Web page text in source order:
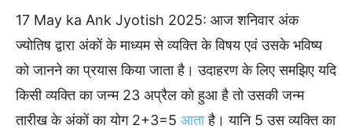
17 May ka Ank Jyotish 2025: आज शनिवार अंक
ज्योतिष द्वारा अंकों के माध्यम से व्यक्ति के विषय एवं उसके भविष्य
को जानने का प्रयास किया जाता है। उदाहरण के लिए समझिए यदि
किसी व्यक्ति का जन्म 23 अप्रैल को हुआ है तो उसकी जन्म
तारीख के अंकों का योग 2+3=5 आताहै। यानि 5 उस व्यक्ति का